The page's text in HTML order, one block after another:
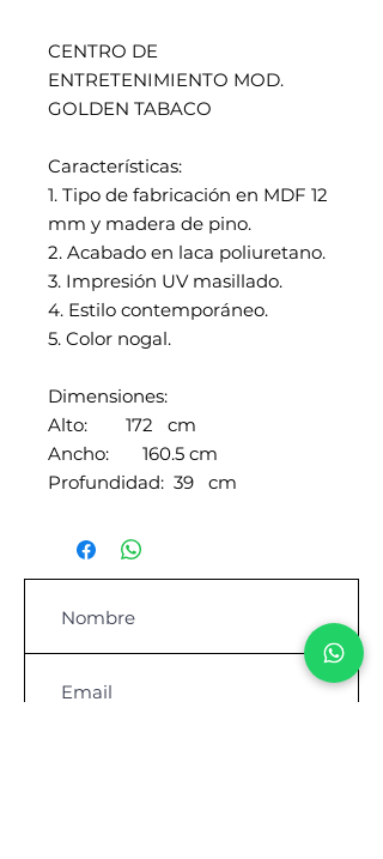
CENTRO DE
ENTRETENIMIENTO MOD.
GOLDEN TABACO
Características:
1. Tipo de fabricación en MDF 12
mm y madera de pino.
2. Acabado en laca poliuretano.
3. Impresión UV masillado.
4. Estilo contemporáneo.
5. Color nogal.
Dimensiones:
Alto: 172 cm
Ancho: 160.5 cm
Profundidad: 39 cm